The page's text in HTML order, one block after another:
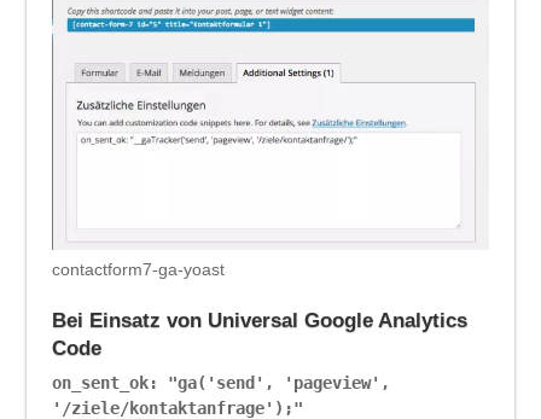
contactform7-ga-yoast
Bei Einsatz von Universal Google Analytics
Code
on_sent_ok: "ga('send', 'pageview',
'/ziele/kontaktanfrage');"